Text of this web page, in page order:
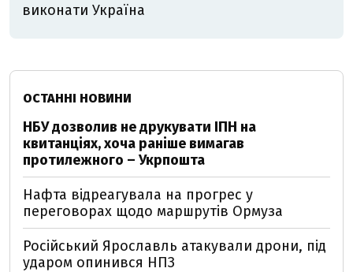
виконати Україна
ОСТАННІ НОВИНИ
НБУ дозволив не друкувати ІПН на
квитанціях, хоча раніше вимагав
протилежного – Укрпошта
Нафта відреагувала на прогрес у
переговорах щодо маршрутів Ормуза
Російський Ярославль атакували дрони, під
ударом опинився НПЗ